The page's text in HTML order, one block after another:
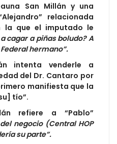
San Millán y una
relacionada
la que el imputado le
cagar a piñas boludo? A
hermano”.
intenta venderle a
del Dr. Cantaro por
manifiesta que la
tío”.
refiere a “Pablo”
negocio (Central HOP
su parte”.